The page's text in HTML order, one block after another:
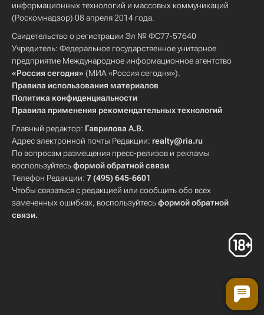
информационных технологий и массовых коммуникаций
(Роскомнадзор) 08 апреля 2014 года.
Свидетельство о регистрации Эл № ФС77-57640
Учредитель: Федеральное государственное унитарное
предприятие Международное информационное агентство
«Россия сегодня» (МИА «Россия сегодня»).
Правила использования материалов
Политика конфиденциальности
Правила применения рекомендательных технологий
Главный редактор: Гаврилова А.В.
Адрес электронной почты Редакции: realty@ria.ru
По вопросам размещения пресс-релизов и рекламы
воспользуйтесьформой обратной связи
Телефон Редакции: 7 (495) 645-6601
Чтобы связаться с редакцией или сообщить обо всех
замеченных ошибках, воспользуйтесьформой обратной
связи.